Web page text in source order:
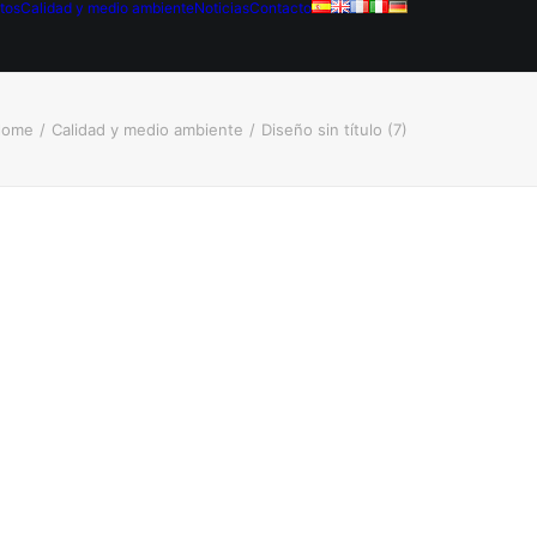
Calidad y medio ambienteNoticiasContacto
Calidad y medio ambiente Diseño sin título (7)